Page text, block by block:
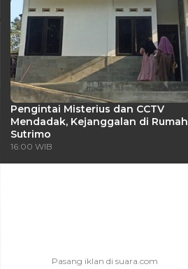
Pengintai Misterius dan CCTV
Mendadak, Kejanggalan di Rumah
Sutrimo
16:00 WIB